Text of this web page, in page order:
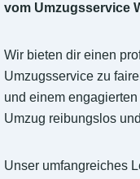
vom Umzugsservice
Wir bieten dir einen
Umzugsservice zu
und einem
Umzug reibungslos
Unser umfangreiches